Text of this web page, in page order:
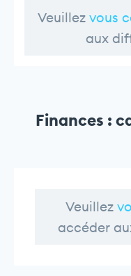
Veuillez vous
aux
Finances :
Veuillez
accéder